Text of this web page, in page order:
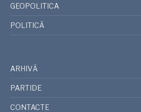
GEOPOLITICA
POLITICĂ
ARHIVĂ
PARTIDE
CONTACTE